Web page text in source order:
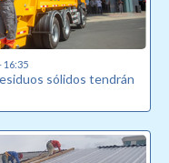
16:35
sólidos tendrán